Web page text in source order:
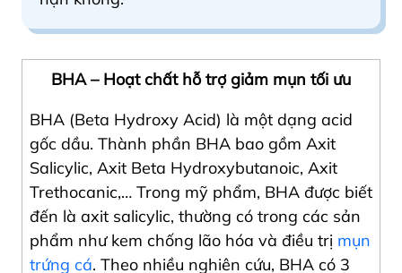
BHA – Hoạt chất hỗ trợ giảm mụn tối ưu
BHA (Beta Hydroxy Acid) là một dạng acid
gốc dầu. Thành phần BHA bao gồm Axit
Salicylic, Axit Beta Hydroxybutanoic, Axit
Trethocanic,… Trong mỹ phẩm, BHA được biết
đến là axit salicylic, thường có trong các sản
phẩm như kem chống lão hóa và điều trị mụn
trứng cá. Theo nhiều nghiên cứu, BHA có 3